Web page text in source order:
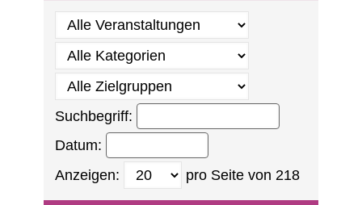
Suchbegriff:
Datum:
Anzeigen:
pro Seite von 218